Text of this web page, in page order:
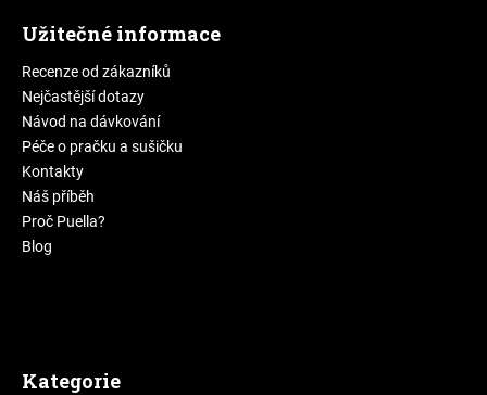
Užitečné informace
Recenze od zákazníků
Nejčastější dotazy
Návod na dávkování
Péče o pračku a sušičku
Kontakty
Náš příběh
Proč Puella?
Blog
Kategorie